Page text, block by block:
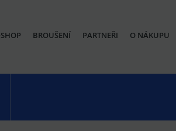
BROUŠENÍ PARTNEŘI O NÁKUPU